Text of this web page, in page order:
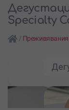
Specialty
/ Преживявания